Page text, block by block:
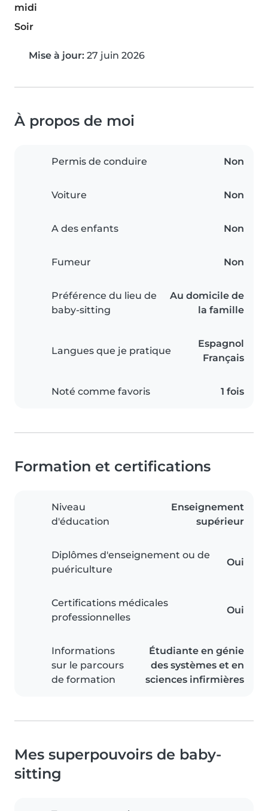
midi
Soir
Mise à jour: 27 juin 2026
À propos de moi
Permis de conduire Non
Voiture Non
A des enfants Non
Fumeur Non
Préférence du lieu de
baby-sitting
Au domicile de
la famille
Langues que je pratique
Espagnol
Français
Noté comme favoris 1 fois
Formation et certifications
Niveau
d'éducation
Enseignement
supérieur
Diplômes d'enseignement ou de
puériculture
Oui
Certifications médicales
professionnelles
Oui
Informations
sur le parcours
de formation
Étudiante en génie
des systèmes et en
sciences infirmières
Mes superpouvoirs de baby-
sitting